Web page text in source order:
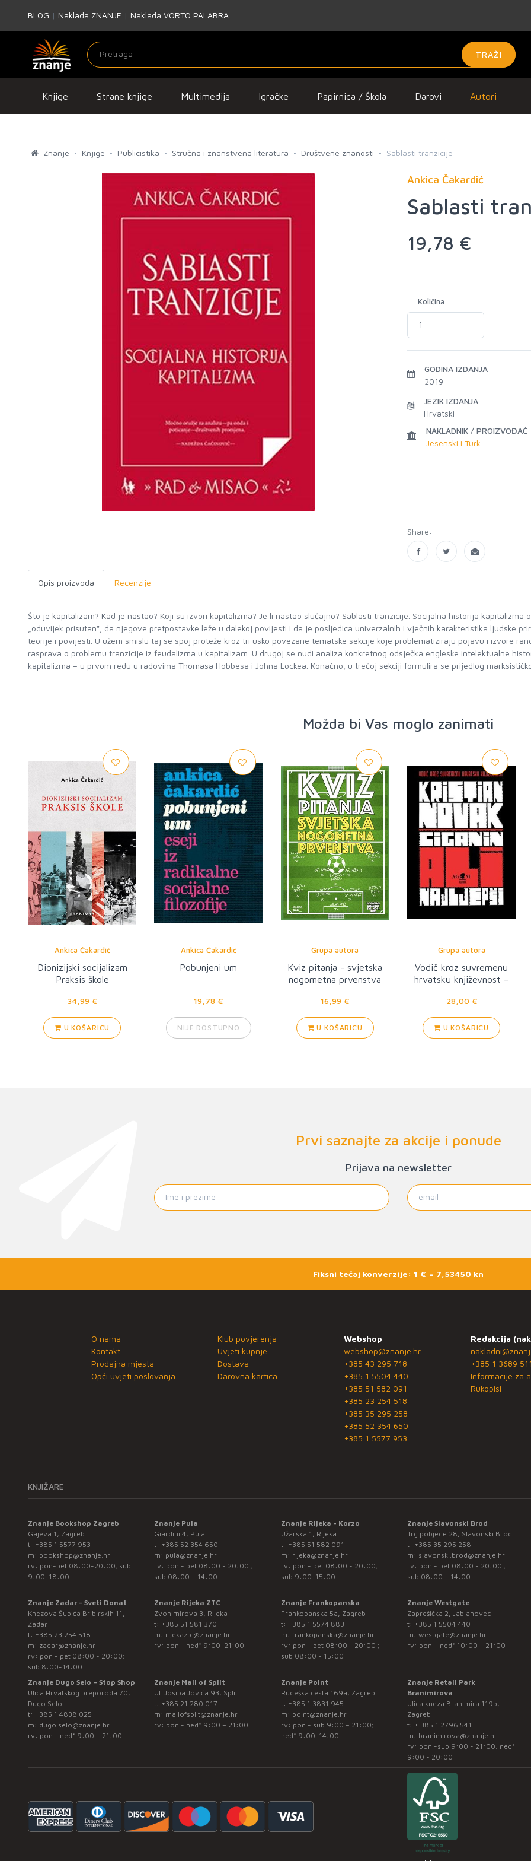
BLOG | Naklada ZNANJE | Naklada VORTO PALABRA
TRAŽI
Knjige Strane knjige Multimedija Igračke Papirnica / Škola Darovi Autori
Znanje Knjige Publicistika Stručna i znanstvena literatura Društvene znanosti Sablasti tranzicije
Ankica Čakardić
Sablasti
19,78 €
Količina
GODINA IZDANJA
2019
JEZIK IZDANJA
Hrvatski
NAKLADNIK / PROIZVOĐAČ
Jesenski i Turk
Share:
Opis proizvoda Recenzije
Što je kapitalizam? Kad je nastao? Koji su izvori kapitalizma? Je li nastao slučajno? Sablasti tranzicije. Socijalna historija
„oduvijek prisutan", da njegove pretpostavke leže u dalekoj povijesti i da je posljedica univerzalnih i vječnih karakteristika ljudske
teorije i povijesti. U užem smislu taj se spoj proteže kroz tri usko povezane tematske sekcije koje problematiziraju pojavu i izvore
rasprava o problemu tranzicije iz feudalizma u kapitalizam. U drugoj se nudi analiza konkretnog odsječka engleske intelektualne
kapitalizma – u prvom redu u radovima Thomasa Hobbesa i Johna Lockea. Konačno, u trećoj sekciji formulira se prijedlog
Možda bi Vas moglo zanimati
Ankica Čakardić
Dionizijski socijalizam
Praksis škole
34,99 €
U KOŠARICU
Ankica Čakardić
Pobunjeni um
19,78 €
NIJE DOSTUPNO
Grupa autora
Kviz pitanja - svjetska
nogometna prvenstva
16,99 €
U KOŠARICU
Grupa autora
Vodič kroz suvremenu
hrvatsku književnost –
ali najljepši
28,00 €
U KOŠARICU
Prvi saznajte za akcije i ponude
Prijava na newsletter
Fiksni tečaj konverzije: 1 € = 7,53450 kn
O nama
Kontakt
Prodajna mjesta
Opći uvjeti poslovanja
Klub povjerenja
Uvjeti kupnje
Dostava
Darovna kartica
Webshop
webshop@znanje.hr
+385 43 295 718
+385 1 5504 440
+385 51 582 091
+385 23 254 518
+385 35 295 258
+385 52 354 650
+385 1 5577 953
Redakcija
+385 1 3689 511
Informacije za
Rukopisi
KNJIŽARE
Znanje Bookshop Zagreb
Gajeva 1, Zagreb
t: +385 1 5577 953
m: bookshop@znanje.hr
rv: pon-pet 08:00-20:00; sub
9:00-18:00
Znanje Pula
Giardini 4, Pula
t: +385 52 354 650
m: pula@znanje.hr
rv: pon - pet 08:00 - 20:00 ;
sub 08:00 – 14:00
Znanje Rijeka - Korzo
Užarska 1, Rijeka
t: +385 51 582 091
m: rijeka@znanje.hr
rv: pon - pet 08:00 - 20:00;
sub 9:00-15:00
Znanje Slavonski Brod
Trg pobjede 28, Slavonski Brod
t: +385 35 295 258
m: slavonski.brod@znanje.hr
rv: pon - pet 08:00 - 20:00 ;
sub 08:00 – 14:00
Znanje Zadar - Sveti Donat
Knezova Šubića Bribirskih 11,
Zadar
t: +385 23 254 518
m: zadar@znanje.hr
rv: pon - pet 08:00 - 20:00;
sub 8:00-14:00
Znanje Rijeka ZTC
Zvonimirova 3, Rijeka
t: +385 51 581 370
m: rijekaztc@znanje.hr
rv: pon - ned* 9:00-21:00
Znanje Frankopanska
Frankopanska 5a, Zagreb
t: +385 1 5574 883
m: frankopanska@znanje.hr
rv: pon - pet 08:00 - 20:00 ;
sub 08:00 - 15:00
Znanje Westgate
Zaprešićka 2, Jablanovec
t: +385 1 5504 440
m: westgate@znanje.hr
rv: pon – ned* 10:00 – 21:00
Znanje Dugo Selo – Stop Shop
Ulica Hrvatskog preporoda 70,
Dugo Selo
t: +385 1 4838 025
m: dugo.selo@znanje.hr
rv: pon - ned* 9:00 – 21:00
Znanje Mall of Split
Ul. Josipa Jovića 93, Split
t: +385 21 280 017
m: mallofsplit@znanje.hr
rv: pon - ned* 9:00 – 21:00
Znanje Point
Rudeška cesta 169a, Zagreb
t: +385 1 3831 945
m: point@znanje.hr
rv: pon - sub 9:00 – 21:00;
ned* 9:00-14:00
Znanje Retail Park
Branimirova
Ulica kneza Branimira 119b,
Zagreb
t: + 385 1 2796 541
m: branimirova@znanje.hr
rv: pon -sub 9:00 - 21:00, ned*
9:00 - 20:00